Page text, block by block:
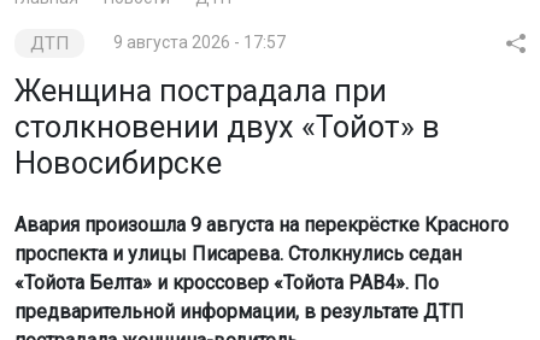
ДТП 9 августа 2026 - 17:57
Женщина пострадала при
столкновении двух «Тойот» в
Новосибирске
Авария произошла 9 августа на перекрёстке Красного
проспекта и улицы Писарева. Столкнулись седан
«Тойота Белта» и кроссовер «Тойота РАВ4». По
предварительной информации, в результате ДТП